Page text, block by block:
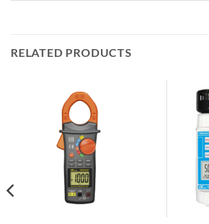
RELATED PRODUCTS